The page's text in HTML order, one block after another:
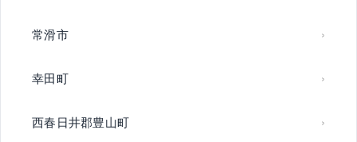
常滑市
幸田町
西春日井郡豊山町